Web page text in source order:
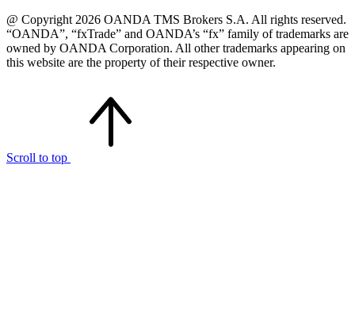
@ Copyright 2026 OANDA TMS Brokers S.A. All rights reserved.
“OANDA”, “fxTrade” and OANDA’s “fx” family of trademarks are
owned by OANDA Corporation. All other trademarks appearing on
this website are the property of their respective owner.
Scroll to top